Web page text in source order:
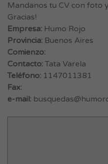
Mandanos tu CV con foto
Gracias!
Empresa: Humo Rojo
Provincia: Buenos Aires
Comienzo:
Contacto: Tata Varela
Teléfono: 1147011381
Fax:
e-mail: